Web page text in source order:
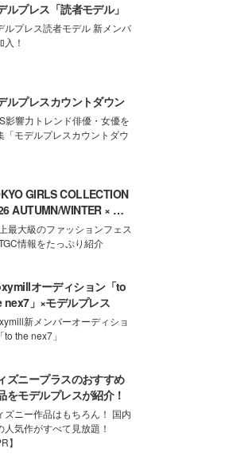
ルプレス「読者モデル」
ルプレス読者モデル 新メンバ
入！
ルプレスカウントダウン
影響力トレンド俳優・女優を
「モデルプレスカウントダウ
GIRLS COLLECTION
AUTUMN/WINTER × モ
プレス
最大級のファッションフェス
情報をたっぷり紹介
オーディション「to
nex7」×モデルプレス
新メンバーオーディショ
to the nex7」
ズニープラスのおすすめ
をモデルプレスが紹介！
ズニー作品はもちろん！ 国内
人気作がすべて見放題！
】